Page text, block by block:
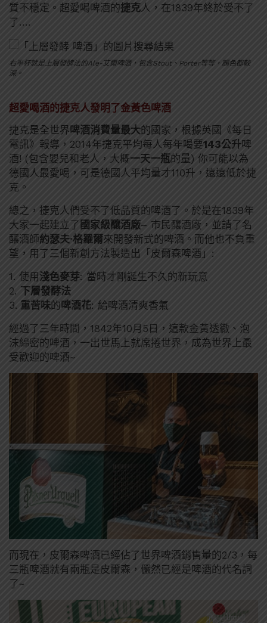
質不穩定。超愛喝啤酒的捷克人，在1839年終於受不了
了….
右半杯就是上層發酵法的Ale-艾爾啤酒，包含Stout、Porter等等，顏色都較
深。
超愛喝酒的捷克人發明了金黃色啤酒
捷克是全世界啤酒消費量最大的國家，根據英國《每日
電訊》報導，2014年捷克平均每人每年喝要143公升啤
酒! (包含嬰兒和老人，大概一天一瓶的量) 你可能以為
德國人最愛喝，可是德國人平均量才110升，遠遠低於捷
克。
總之，捷克人們受不了低品質的啤酒了。於是在1839年
大家一起建立了 國家級釀酒廠– 市民釀酒廠，並請了名
釀酒師約瑟夫·格羅爾來開發新式的啤酒。而他也不負重
望，用了三個新創方法製造出「皮爾森啤酒」:
1. 使用淺色麥芽: 當時才剛誕生不久的新玩意
2. 下層發酵法
3. 重苦味的啤酒花: 給啤酒清爽香氣
經過了三年時間，1842年10月5日，這款金黃透徹、泡
沫綿密的啤酒，一出世馬上就席捲世界，成為世界上最
受歡迎的啤酒~
而現在，皮爾森啤酒已經佔了世界啤酒銷售量的2/3，每
三瓶啤酒就有兩瓶是皮爾森，儼然已經是啤酒的代名詞
了~